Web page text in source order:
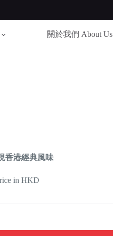
關於我們 About Us
香港經典風味
in HKD